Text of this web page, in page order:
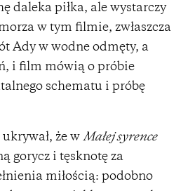
daleka piłka, ale wystarczy
w tym filmie, zwłaszcza
Ady w wodne odmęty, a
i film mówią o próbie
schematu i próbę
że w Małej syrence
gorycz i tęsknotę za
miłością: podobno